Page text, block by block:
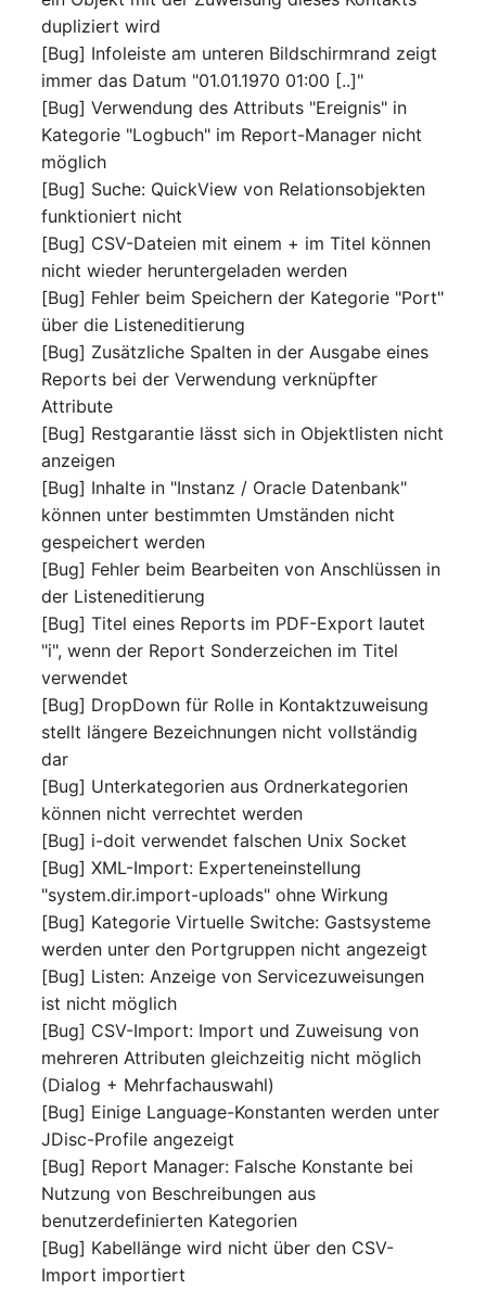
Faser/Ader
FC-Port
Formfaktor
Freigabe
Freigabenzugriff
Gastsysteme
Gruppenmitgliedschaft
Handbuchzuweisung
Hostadapter (HBA)
Installation
IP-Liste
Kabel
Karten
Kontaktzuweisung
Listener
Lizenzschlüssel
Logbuch
Login
Logische Geräte (Client)
Mobiltelefon
Monitor
Netzbereich
Objektgruppe
Patchfeld
Personen
Personengruppen
Raum
Remote Management
Controller
Replikationsobjekt
Router
SAN Zoning
Schrank
Service
SIM-Karte
Speichersystem
Stacking
Stadt
dupliziert wird
[Bug] Infoleiste am unteren Bildschirmrand zeigt
immer das Datum "01.01.1970 01:00 [..]"
[Bug] Verwendung des Attributs "Ereignis" in
Kategorie "Logbuch" im Report-Manager nicht
möglich
[Bug] Suche: QuickView von Relationsobjekten
funktioniert nicht
[Bug] CSV-Dateien mit einem + im Titel können
nicht wieder heruntergeladen werden
[Bug] Fehler beim Speichern der Kategorie "Port"
über die Listeneditierung
[Bug] Zusätzliche Spalten in der Ausgabe eines
Reports bei der Verwendung verknüpfter
Attribute
[Bug] Restgarantie lässt sich in Objektlisten nicht
anzeigen
[Bug] Inhalte in "Instanz / Oracle Datenbank"
können unter bestimmten Umständen nicht
gespeichert werden
[Bug] Fehler beim Bearbeiten von Anschlüssen in
der Listeneditierung
[Bug] Titel eines Reports im PDF-Export lautet
"i", wenn der Report Sonderzeichen im Titel
verwendet
[Bug] DropDown für Rolle in Kontaktzuweisung
stellt längere Bezeichnungen nicht vollständig
dar
[Bug] Unterkategorien aus Ordnerkategorien
können nicht verrechtet werden
[Bug] i-doit verwendet falschen Unix Socket
[Bug] XML-Import: Experteneinstellung
"system.dir.import-uploads" ohne Wirkung
[Bug] Kategorie Virtuelle Switche: Gastsysteme
werden unter den Portgruppen nicht angezeigt
[Bug] Listen: Anzeige von Servicezuweisungen
ist nicht möglich
[Bug] CSV-Import: Import und Zuweisung von
mehreren Attributen gleichzeitig nicht möglich
(Dialog + Mehrfachauswahl)
[Bug] Einige Language-Konstanten werden unter
JDisc-Profile angezeigt
[Bug] Report Manager: Falsche Konstante bei
Nutzung von Beschreibungen aus
benutzerdefinierten Kategorien
[Bug] Kabellänge wird nicht über den CSV-
Import importiert